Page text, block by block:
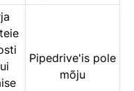
Pipedrive'is pole
mõju